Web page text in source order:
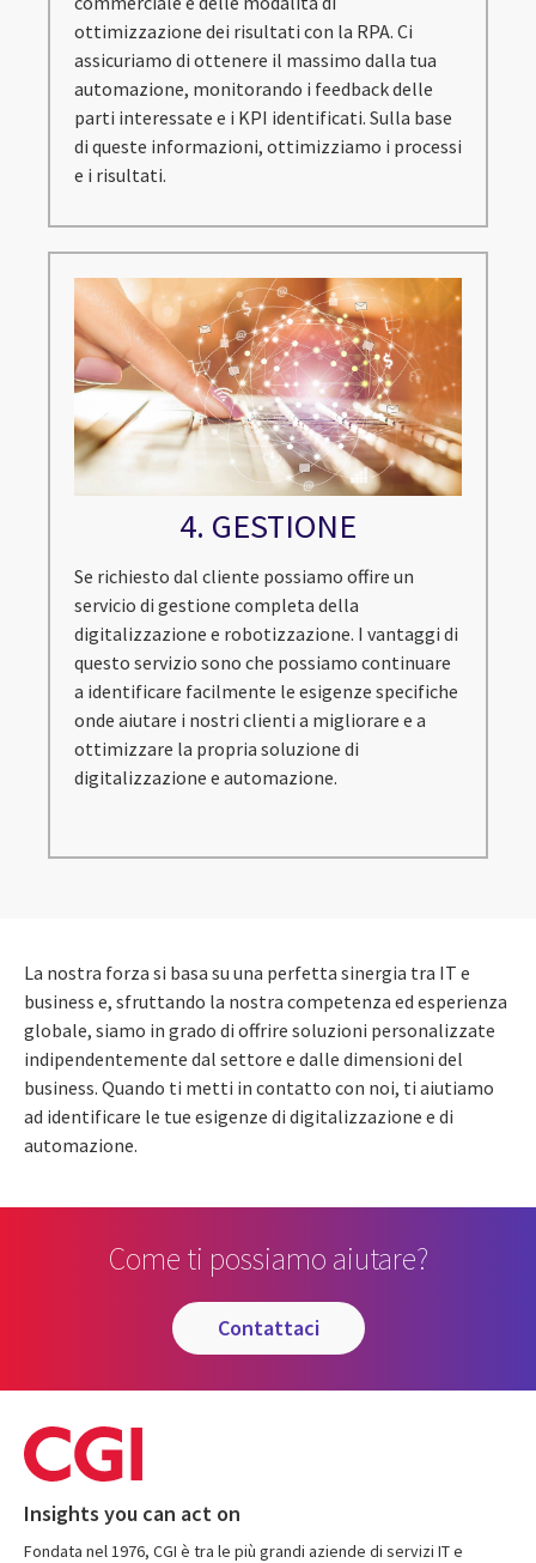
ottimizzazione dei risultati con la RPA. Ci
assicuriamo di ottenere il massimo dalla tua
automazione, monitorando i feedback delle
parti interessate e i KPI identificati. Sulla base
di queste informazioni, ottimizziamo i processi
e i risultati.
4. GESTIONE
Se richiesto dal cliente possiamo offire un
servicio di gestione completa della
digitalizzazione e robotizzazione. I vantaggi di
questo servizio sono che possiamo continuare
a identificare facilmente le esigenze specifiche
onde aiutare i nostri clienti a migliorare e a
ottimizzare la propria soluzione di
digitalizzazione e automazione.
La nostra forza si basa su una perfetta sinergia tra IT e
business e, sfruttando la nostra competenza ed esperienza
globale, siamo in grado di offrire soluzioni personalizzate
indipendentemente dal settore e dalle dimensioni del
business. Quando ti metti in contatto con noi, ti aiutiamo
ad identificare le tue esigenze di digitalizzazione e di
automazione.
Come ti possiamo aiutare?
contattaci
Insights you can act on
Fondata nel 1976, CGI è tra le più grandi aziende di servizi IT e